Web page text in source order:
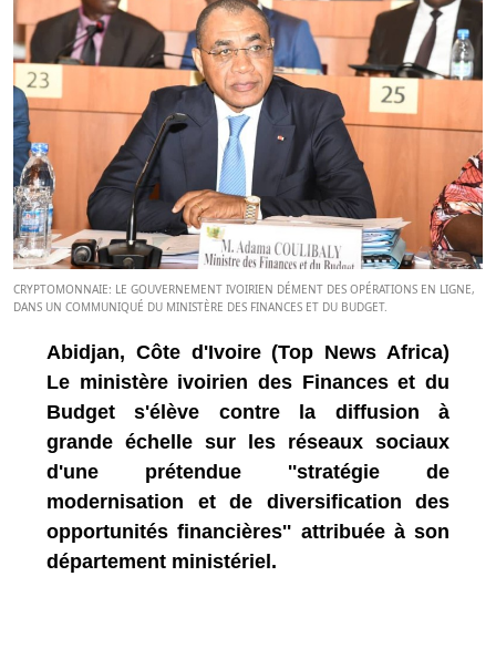
CRYPTOMONNAIE: LE GOUVERNEMENT IVOIRIEN DÉMENT DES OPÉRATIONS EN LIGNE,
DANS UN COMMUNIQUÉ DU MINISTÈRE DES FINANCES ET DU BUDGET.
Abidjan, Côte d'Ivoire (Top News Africa)
Le ministère ivoirien des Finances et du
Budget s'élève contre la diffusion à
grande échelle sur les réseaux sociaux
d'une prétendue ''stratégie de
modernisation et de diversification des
opportunités financières'' attribuée à son
département ministériel.